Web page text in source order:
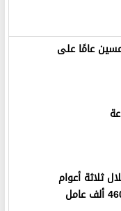
عامًا على
ثلاثة أعوام
استفاد منها أكثر من 460 ألف عامل